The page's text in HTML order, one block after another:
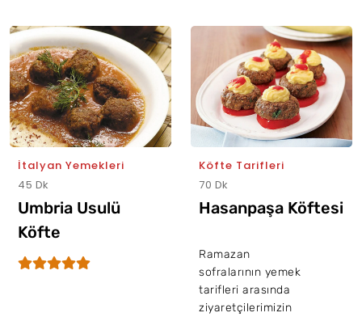
İtalyan Yemekleri
45 Dk
Umbria Usulü
Köfte
Köfte Tarifleri
70 Dk
Hasanpaşa Köftesi
Ramazan
sofralarının yemek
tarifleri arasında
ziyaretçilerimizin